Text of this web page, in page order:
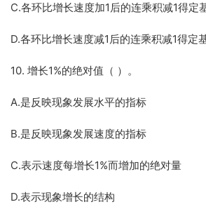
C.各环比增长速度加1后的连乘积减1得定
D.各环比增长速度减1后的连乘积减1得定
10. 增长1%的绝对值（ ）。
A.是反映现象发展水平的指标
B.是反映现象发展速度的指标
C.表示速度每增长1%而增加的绝对量
D.表示现象增长的结构